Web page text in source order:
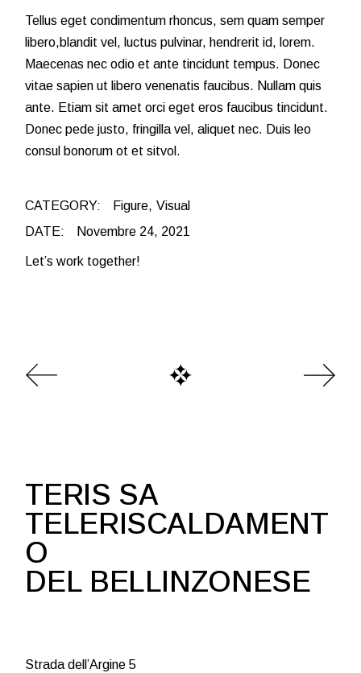
Tellus eget condimentum rhoncus, sem quam semper
libero,blandit vel, luctus pulvinar, hendrerit id, lorem.
Maecenas nec odio et ante tincidunt tempus. Donec
vitae sapien ut libero venenatis faucibus. Nullam quis
ante. Etiam sit amet orci eget eros faucibus tincidunt.
Donec pede justo, fringilla vel, aliquet nec. Duis leo
consul bonorum ot et sitvol.
CATEGORY: Figure
Visual
DATE:
Novembre 24, 2021
Let’s work together!
TERIS SA
TELERISCALDAMENT
O
DEL BELLINZONESE
Strada dell’Argine 5